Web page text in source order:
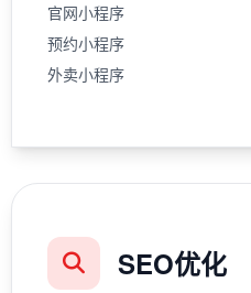
官网小程序
预约小程序
外卖小程序
SEO优化